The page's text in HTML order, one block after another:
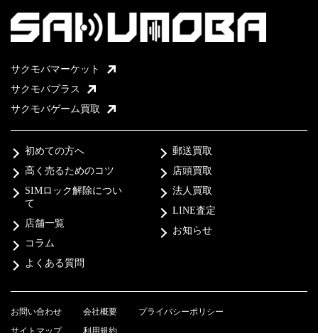
サクモバマーケット
サクモバプラス
サクモバゲーム買取
初めての方へ
高く売るためのコツ
SIMロック解除につい
て
店舗一覧
コラム
よくある質問
郵送買取
店頭買取
法人買取
LINE査定
お知らせ
お問い合わせ 会社概要
プライバシーポリシー
サイトマップ
利用規約